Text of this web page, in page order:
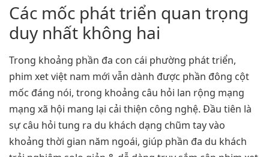
Các mốc phát triển quan trọng
duy nhất không hai
Trong khoảng phần đa con cái phường phát triển,
phim xet việt nam mới vẫn dành được phần đông cột
mốc đáng nói, trong khoảng câu hỏi lan rộng mạng
mạng xã hội mang lại cải thiện công nghệ. Đầu tiên là
sự câu hỏi tung ra du khách dạng chũm tay vào
khoảng thời gian năm ngoái, giúp phần đa du khách